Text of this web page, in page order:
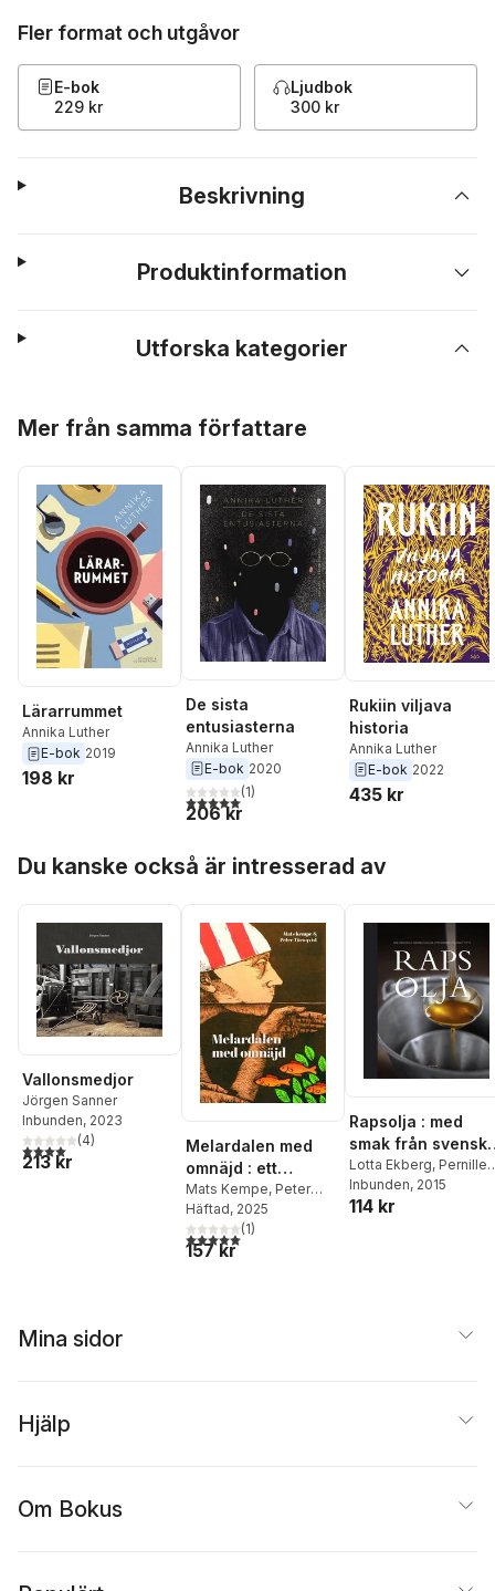
Fler format och utgåvor
E-bok
229 kr
Ljudbok
300 kr
Beskrivning
Produktinformation
Utforska kategorier
Mer från samma författare
Lärarrummet
Annika Luther
E-bok 2019
198 kr
De sista
entusiasterna
Annika Luther
E-bok 2020
5,0utav 5 stjärnor. Totalt antal röster:
(1)
206 kr
Rukiin viljava
historia
Annika Luther
E-bok 2022
435 kr
Du kanske också är intresserad av
Vallonsmedjor
Jörgen Sanner
Inbunden, 2023
4,0utav 5 stjärnor. Totalt antal röster:
(4)
213 kr
Melardalen med
omnäjd : ett
bestiarium
Mats Kempe, Peter
Törnqvist
Häftad, 2025
5,0utav 5 stjärnor. Totalt antal röster:
(1)
157 kr
Rapsolja : med
smak från
gårdar
Lotta Ekberg, Pernille
Tofte
Inbunden, 2015
114 kr
Mina sidor
Hjälp
Om Bokus